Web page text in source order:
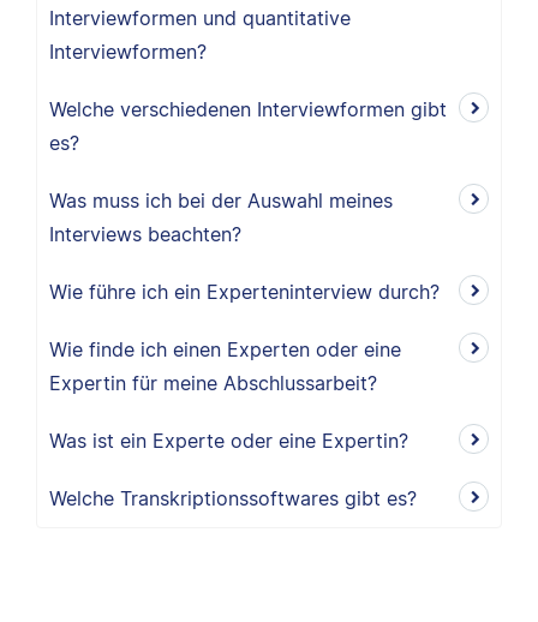
Interviewformen und quantitative
Interviewformen?
Welche verschiedenen Interviewformen gibt
es?
Was muss ich bei der Auswahl meines
Interviews beachten?
Wie führe ich ein Experteninterview durch?
Wie finde ich einen Experten oder eine
Expertin für meine Abschlussarbeit?
Was ist ein Experte oder eine Expertin?
Welche Transkriptionssoftwares gibt es?